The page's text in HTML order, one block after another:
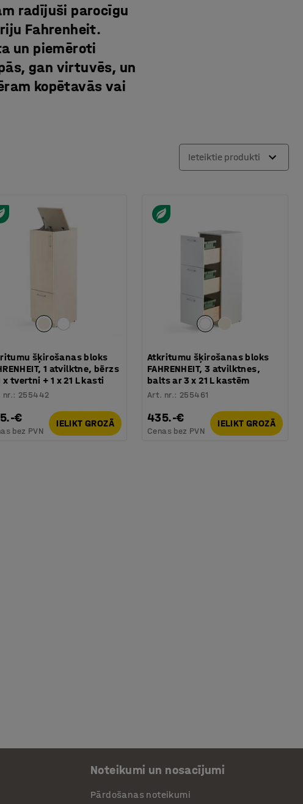
radījuši parocīgu
Fahrenheit.
un piemēroti
gan virtuvēs, un
kopētavās vai
Ieteiktie produkti
šķirošanas bloks
1 atvilktne, bērzs
x tvertni + 1 x 21 L kasti
nr.: 255442
€
bez PVN
IELIKT GROZĀ
Atkritumu šķirošanas bloks
FAHRENHEIT, 3 atvilktnes,
balts ar 3 x 21 L kastēm
Art. nr.: 255461
435.-€
Cenas bez PVN
IELIKT GROZĀ
Noteikumi un nosacījumi
Pārdošanas noteikumi